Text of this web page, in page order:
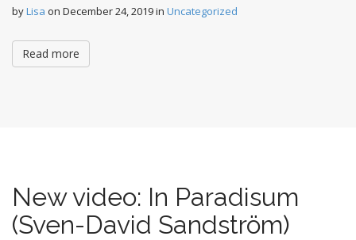
byLisa on December 24, 2019in Uncategorized
Read more
New video: In Paradisum
(Sven-David Sandström)